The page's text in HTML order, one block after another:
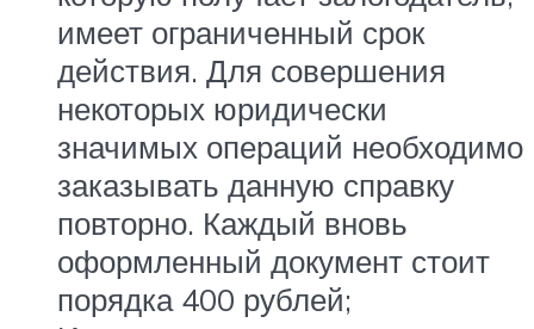
имеет ограниченный срок
действия. Для совершения
некоторых юридически
значимых операций необходимо
заказывать данную справку
повторно. Каждый вновь
оформленный документ стоит
порядка 400 рублей;